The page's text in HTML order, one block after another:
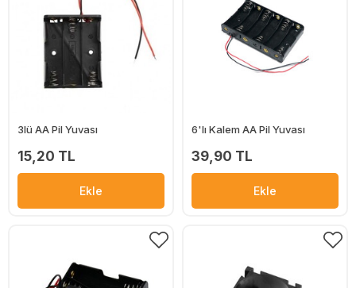
3lü AA Pil Yuvası
15,20 TL
Ekle
6'lı Kalem AA Pil Yuvası
39,90 TL
Ekle